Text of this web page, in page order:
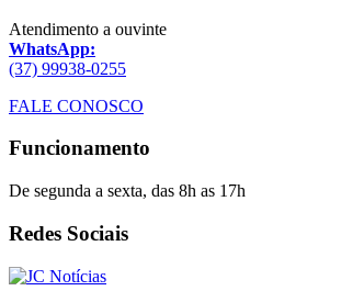
Atendimento a ouvinte
WhatsApp:
(37) 99938-0255
FALE CONOSCO
Funcionamento
De segunda a sexta, das 8h as 17h
Redes Sociais